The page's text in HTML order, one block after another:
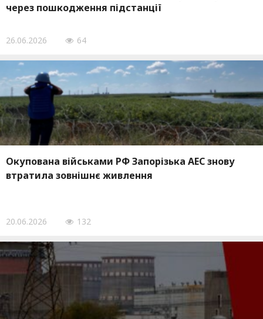
через пошкодження підстанції
26.06.2026 64
Окупована військами РФ Запорізька АЕС знову
втратила зовнішнє живлення
20.06.2026 132